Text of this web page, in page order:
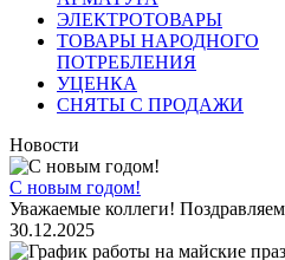
ЭЛЕКТРОТОВАРЫ
ТОВАРЫ НАРОДНОГО
ПОТРЕБЛЕНИЯ
УЦЕНКА
СНЯТЫ С ПРОДАЖИ
Новости
С новым годом!
Уважаемые коллеги!
30.12.2025